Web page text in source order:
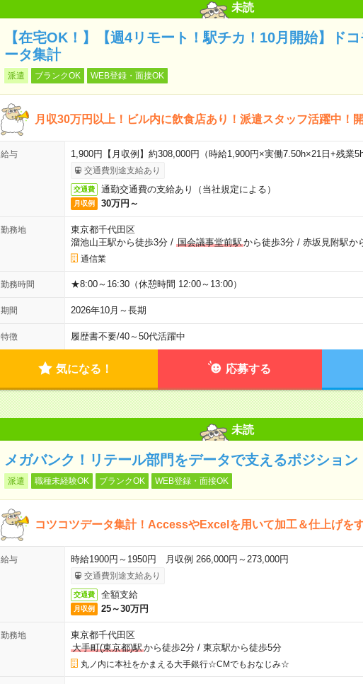
未読
【在宅OK！】【週4リモート！駅チカ！10月開始】ド
ータ集計
派遣 ブランクOK WEB登録・面接OK
月収30万円以上！ビル内に飲食店あり！派遣スタッフ活躍中！
給与 1,900円【月収例】約308,000円（時給1,900円×実働7.50h×21日+残業
交通費別途支給あり
交通費 通勤交通費の支給あり（当社規定による）
月収例 30万円～
勤務地
東京都千代田区
溜池山王駅から徒歩3分/ 国会議事堂前駅から徒歩3分/ 赤坂見附駅か
通信業
勤務時間 ★8:00～16:30（休憩時間 12:00～13:00）
期間 2026年10月～長期
特徴 履歴書不要/40～50代活躍中
気になる！ 応募する
未読
メガバンク！リテール部門をデータで支えるポジション
派遣 職種未経験OK ブランクOK WEB登録・面接OK
コツコツデータ集計！AccessやExcelを用いて加工＆仕上げを
給与 時給1900円～1950円 月収例 266,000円～273,000円
交通費別途支給あり
交通費 全額支給
月収例 25～30万円
勤務地
東京都千代田区
大手町(東京都)駅から徒歩2分/ 東京駅から徒歩5分
丸ノ内に本社をかまえる大手銀行☆CMでもおなじみ☆